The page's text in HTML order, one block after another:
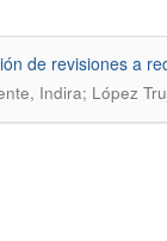
de revisiones a
Indira; López